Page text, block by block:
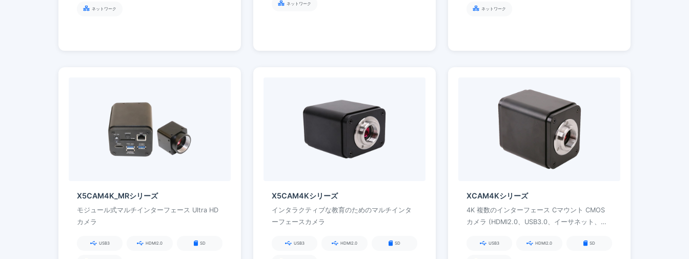
ネットワーク
ネットワーク
ネットワーク
X5CAM4K_MRシリーズ
モジュール式マルチインターフェース Ultra HD
カメラ
USB3 HDMI2.0 SD
X5CAM4Kシリーズ
インタラクティブな教育のためのマルチインタ
ーフェースカメラ
USB3 HDMI2.0 SD
XCAM4Kシリーズ
4K 複数のインターフェース Cマウント CMOS
カメラ (HDMI2.0、USB3.0、イーサネット、Wi-
USB3 HDMI2.0 SD